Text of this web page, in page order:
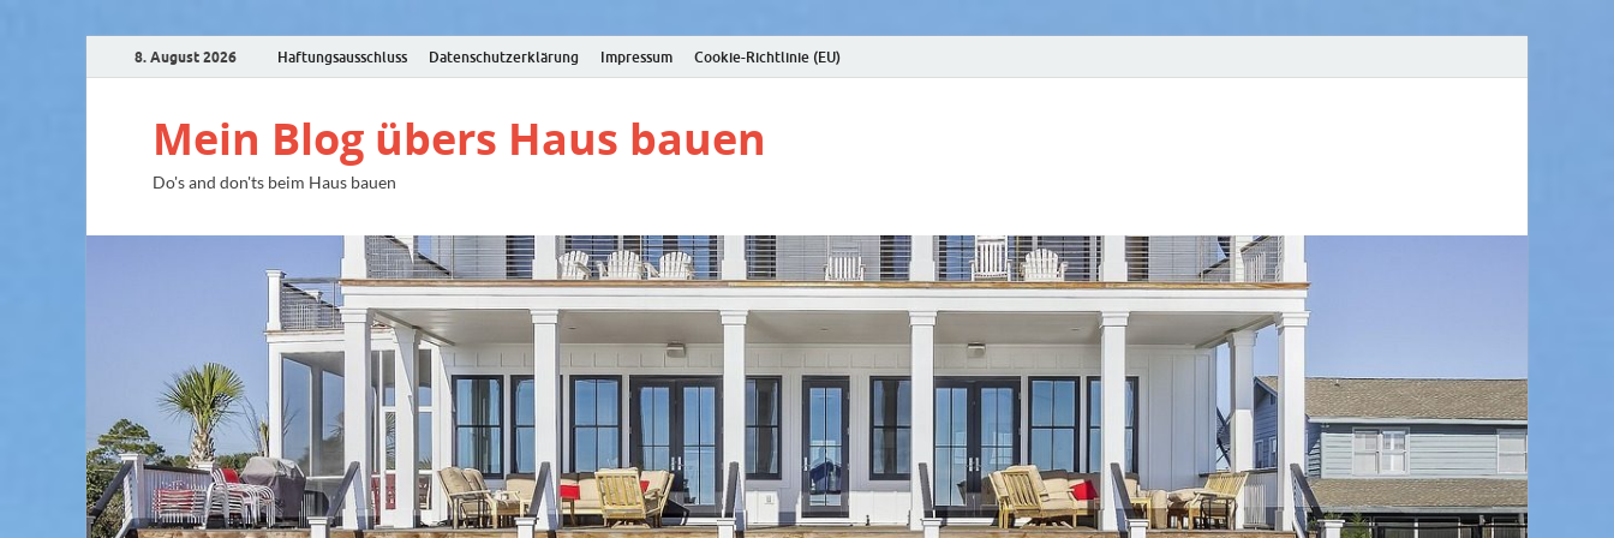
8. August 2026 Haftungsausschluss Datenschutzerklärung Impressum Cookie-Richtlinie (EU)
Mein Blog übers Haus bauen
Do's and don'ts beim Haus bauen